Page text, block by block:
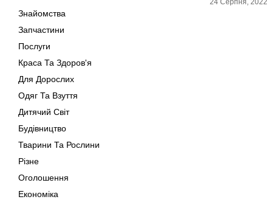
Знайомства
Запчастини
Послуги
Краса Та Здоров'я
Для Дорослих
Одяг Та Взуття
Дитячий Світ
Будівництво
Тварини Та Рослини
Різне
Оголошення
Економіка
24 Серпня, 2022